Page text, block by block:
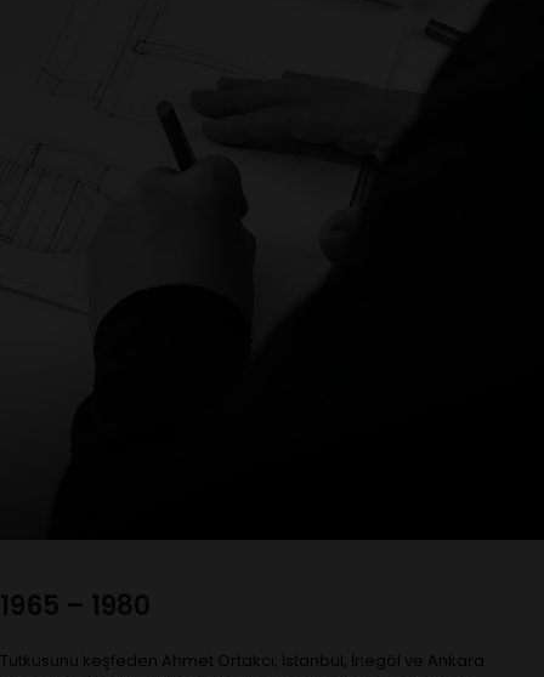
1965 – 1980
Tutkusunu keşfeden Ahmet Ortakcı; İstanbul, İnegöl ve Ankara